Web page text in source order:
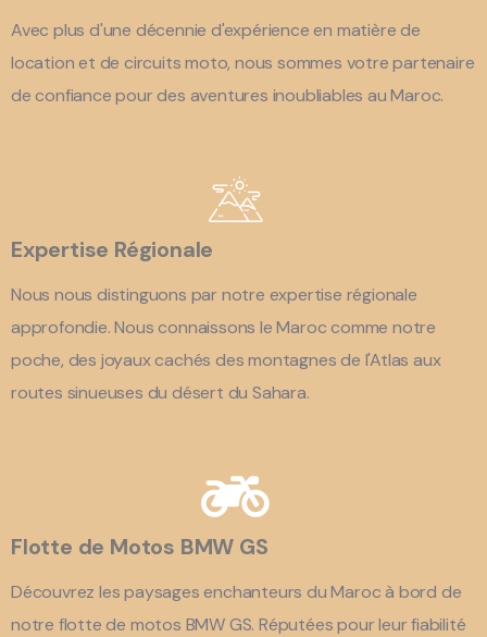
Avec plus d'une décennie d'expérience en matière de
location et de circuits moto, nous sommes votre partenaire
de confiance pour des aventures inoubliables au Maroc.
Expertise Régionale
Nous nous distinguons par notre expertise régionale
approfondie. Nous connaissons le Maroc comme notre
poche, des joyaux cachés des montagnes de l'Atlas aux
routes sinueuses du désert du Sahara.
Flotte de Motos BMW GS
Découvrez les paysages enchanteurs du Maroc à bord de
notre flotte de motos BMW GS. Réputées pour leur fiabilité